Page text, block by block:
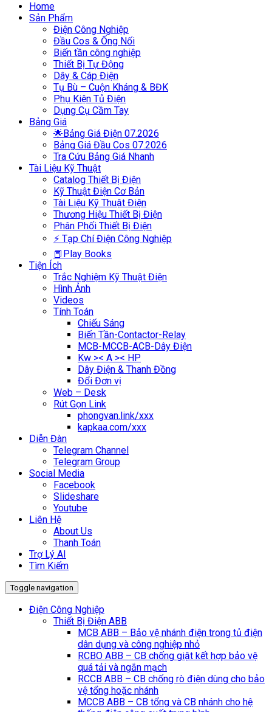
Home
Sản Phẩm
Điện Công Nghiệp
Đầu Cos & Ống Nối
Biến tần công nghiệp
Thiết Bị Tự Động
Dây & Cáp Điện
Tụ Bù – Cuộn Kháng & BĐK
Phụ Kiện Tủ Điện
Dụng Cụ Cầm Tay
Bảng Giá
🌟Bảng Giá Điện 07.2026
Bảng Giá Đầu Cos 07.2026
Tra Cứu Bảng Giá Nhanh
Tài Liệu Kỹ Thuật
Catalog Thiết Bị Điện
Kỹ Thuật Điện Cơ Bản
Tài Liệu Kỹ Thuật Điện
Thương Hiệu Thiết Bị Điện
Phân Phối Thiết Bị Điện
⚡ Tạp Chí Điện Công Nghiệp
📕Play Books
Tiện Ích
Trắc Nghiệm Kỹ Thuật Điện
Hình Ảnh
Videos
Tính Toán
Chiếu Sáng
Biến Tần-Contactor-Relay
MCB-MCCB-ACB-Dây Điện
Kw >< A >< HP
Dây Điện & Thanh Đồng
Đổi Đơn vị
Web – Desk
Rút Gọn Link
phongvan.link/xxx
kapkaa.com/xxx
Diễn Đàn
Telegram Channel
Telegram Group
Social Media
Facebook
Slideshare
Youtube
Liên Hệ
About Us
Thanh Toán
Trợ Lý AI
Tìm Kiếm
Toggle navigation
Điện Công Nghiệp
Thiết Bị Điện ABB
MCB ABB – Bảo vệ nhánh điện trong tủ điện
dân dụng và công nghiệp nhỏ
RCBO ABB – CB chống giật kết hợp bảo vệ
quá tải và ngắn mạch
RCCB ABB – CB chống rò điện dùng cho bảo
vệ tổng hoặc nhánh
MCCB ABB – CB tổng và CB nhánh cho hệ